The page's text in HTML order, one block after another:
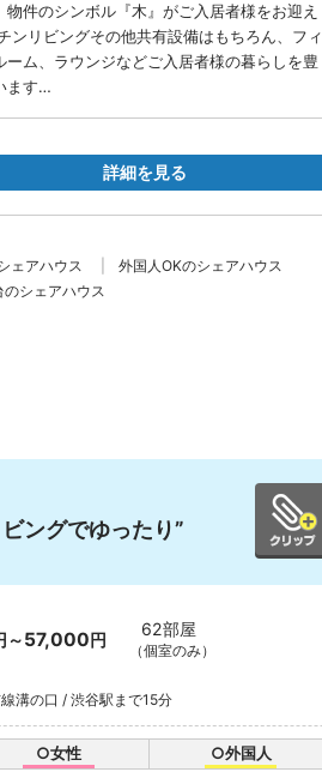
件のシンボル『木』がご入居者様をお迎え
ンリビングその他共有設備はもちろん、フィ
ーム、ラウンジなどご入居者様の暮らしを豊
ます…
詳細を見る
ェアハウス
外国人OKのシェアハウス
のシェアハウス
ングでゆったり”
～57,000円 62部屋
（個室のみ）
溝の口 / 渋谷駅まで15分
○女性
○外国人